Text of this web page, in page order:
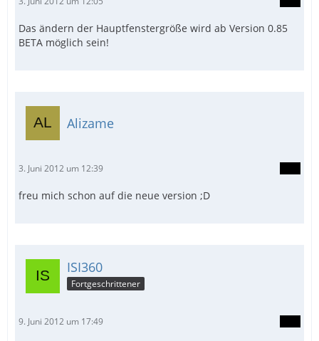
Das ändern der Hauptfenstergröße wird ab Version 0.85
BETA möglich sein!
Alizame
3. Juni 2012 um 12:39
freu mich schon auf die neue version ;D
ISI360
Fortgeschrittener
9. Juni 2012 um 17:49